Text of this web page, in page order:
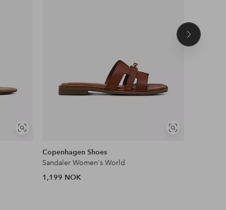
Vis
Vis
Copenhagen Shoes
Sandaler Women's World
1,199 NOK
Neste